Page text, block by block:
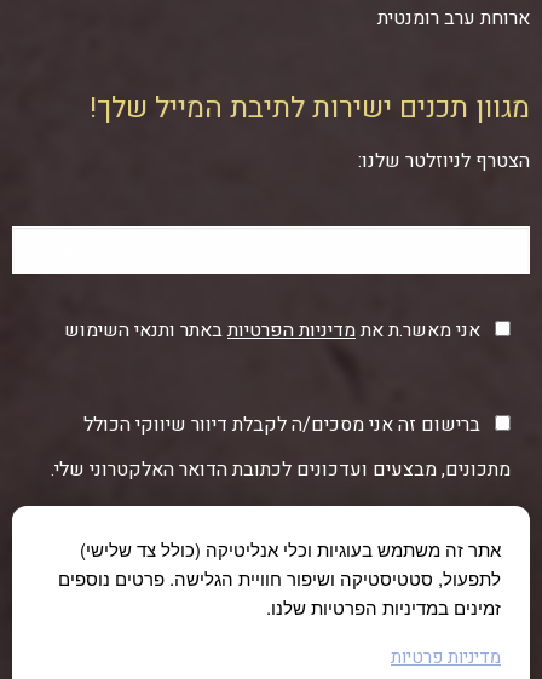
ארוחת ערב רומנטית
מגוון תכנים ישירות לתיבת המייל שלך!
הצטרף לניוזלטר שלנו:
אני מאשר.ת אתמדיניות הפרטיותבאתר ותנאי השימוש
ברישום זה אני מסכים/ה לקבלת דיוור שיווקי הכולל
מתכונים, מבצעים ועדכונים לכתובת הדואר האלקטרוני שלי.
אתר זה משתמש בעוגיות וכלי אנליטיקה (כולל צד שלישי)
לתפעול, סטטיסטיקה ושיפור חוויית הגלישה. פרטים נוספים
זמינים במדיניות הפרטיות שלנו.
מדיניות פרטיות